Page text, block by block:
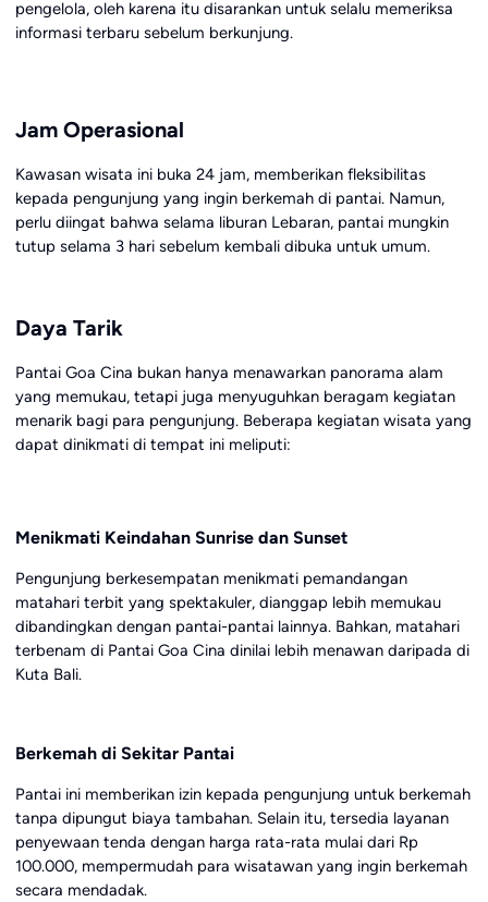
pengelola, oleh karena itu disarankan untuk selalu memeriksa
informasi terbaru sebelum berkunjung.
Jam Operasional
Kawasan wisata ini buka 24 jam, memberikan fleksibilitas
kepada pengunjung yang ingin berkemah di pantai. Namun,
perlu diingat bahwa selama liburan Lebaran, pantai mungkin
tutup selama 3 hari sebelum kembali dibuka untuk umum.
Daya Tarik
Pantai Goa Cina bukan hanya menawarkan panorama alam
yang memukau, tetapi juga menyuguhkan beragam kegiatan
menarik bagi para pengunjung. Beberapa kegiatan wisata yang
dapat dinikmati di tempat ini meliputi:
Menikmati Keindahan Sunrise dan Sunset
Pengunjung berkesempatan menikmati pemandangan
matahari terbit yang spektakuler, dianggap lebih memukau
dibandingkan dengan pantai-pantai lainnya. Bahkan, matahari
terbenam di Pantai Goa Cina dinilai lebih menawan daripada di
Kuta Bali.
Berkemah di Sekitar Pantai
Pantai ini memberikan izin kepada pengunjung untuk berkemah
tanpa dipungut biaya tambahan. Selain itu, tersedia layanan
penyewaan tenda dengan harga rata-rata mulai dari Rp
100.000, mempermudah para wisatawan yang ingin berkemah
secara mendadak.